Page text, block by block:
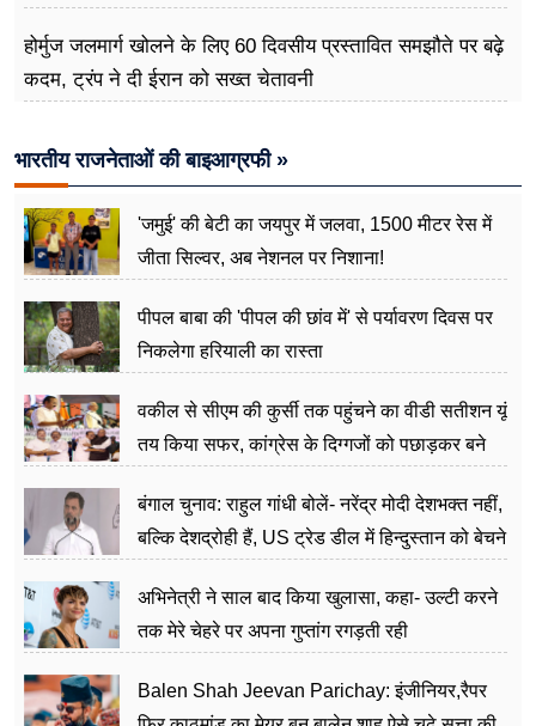
होर्मुज जलमार्ग खोलने के लिए 60 दिवसीय प्रस्तावित समझौते पर बढ़े
कदम, ट्रंप ने दी ईरान को सख्त चेतावनी
भारतीय राजनेताओं की बाइआग्रफी »
'जमुई' की बेटी का जयपुर में जलवा, 1500 मीटर रेस में
जीता सिल्वर, अब नेशनल पर निशाना!
पीपल बाबा की 'पीपल की छांव में' से पर्यावरण दिवस पर
निकलेगा हरियाली का रास्ता
वकील से सीएम की कुर्सी तक पहुंचने का वीडी सतीशन यूं
तय किया सफर, कांग्रेस के दिग्गजों को पछाड़कर बने
बंगाल चुनाव: राहुल गांधी बोलें- नरेंद्र मोदी देशभक्त नहीं,
बल्कि देशद्रोही हैं, US ट्रेड डील में हिन्दुस्तान को बेचने
अभिनेत्री ने साल बाद किया खुलासा, कहा- उल्टी करने
तक मेरे चेहरे पर अपना गुप्तांग रगड़ती रही
Balen Shah Jeevan Parichay: इंजीनियर,रैपर